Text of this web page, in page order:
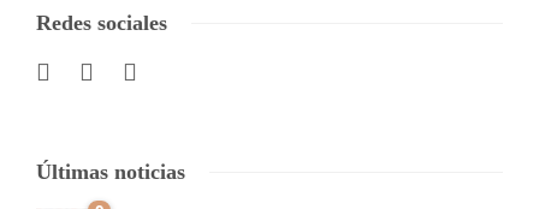
Redes sociales
Últimas noticias